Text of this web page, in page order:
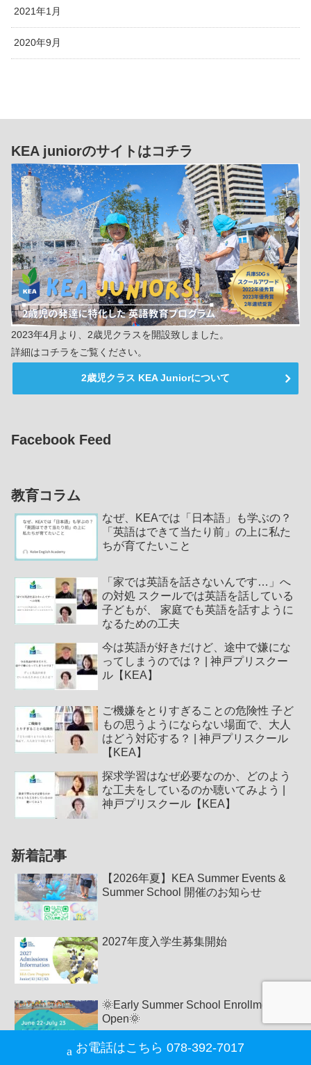
2021年1月
2020年9月
KEA juniorのサイトはコチラ
2023年4月より、2歳児クラスを開設致しました。
詳細はコチラをご覧ください。
2歳児クラス KEA Juniorについて
Facebook Feed
教育コラム
なぜ、KEAでは「日本語」も学ぶの？
「英語はできて当たり前」の上に私た
ちが育てたいこと
「家では英語を話さないんです…」へ
の対処 スクールでは英語を話している
子どもが、 家庭でも英語を話すように
なるための工夫
今は英語が好きだけど、途中で嫌にな
ってしまうのでは？ | 神戸プリスクー
ル【KEA】
ご機嫌をとりすぎることの危険性 子ど
もの思うようにならない場面で、大人
はどう対応する？ | 神戸プリスクール
【KEA】
探求学習はなぜ必要なのか、どのよう
な工夫をしているのか聴いてみよう |
神戸プリスクール【KEA】
新着記事
【2026年夏】KEA Summer Events &
Summer School 開催のお知らせ
2027年度入学生募集開始
🌞Early Summer School Enrollment
Open🌞
お電話はこちら 078-392-7017